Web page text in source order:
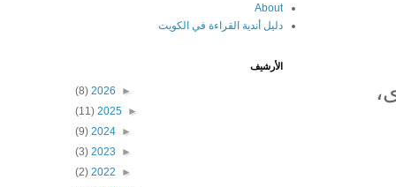
About
دليل أندية القراءة في الكويت
الأرشيف
►
2026
(8)
►
2025
(11)
►
2024
(9)
►
2023
(3)
►
2022
(2)